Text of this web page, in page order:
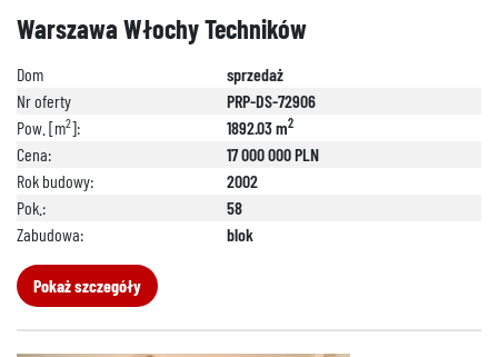
Warszawa Włochy Techników
Dom
sprzedaż
Nr oferty
PRP-DS-72906
Pow. [m2]: 1892.03 m2
Cena:
17 000 000 PLN
Rok budowy:
2002
Pok.:
58
Zabudowa:
blok
Pokaż szczegóły